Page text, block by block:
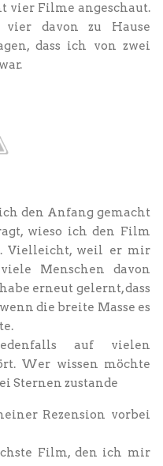
vier Filme angeschaut.
davon zu Hause
dass ich von zwei
den Anfang gemacht
wieso ich den Film
Vielleicht, weil er mir
Menschen davon
erneut gelernt, dass
die breite Masse es
auf vielen
Wer wissen möchte
Sternen zustande
Rezension vorbei
Film, den ich mir